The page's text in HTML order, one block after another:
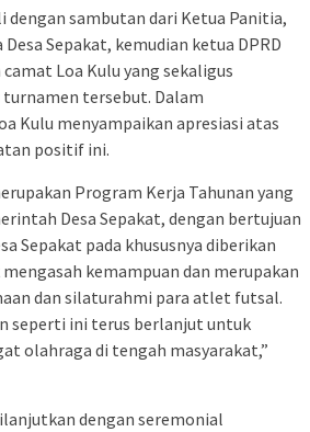
dengan sambutan dari Ketua Panitia,
Sepakat, kemudian ketua DPRD
Loa Kulu yang sekaligus
turnamen tersebut. Dalam
Kulu menyampaikan apresiasi atas
positif ini.
Program Kerja Tahunan yang
Desa Sepakat, dengan bertujuan
Sepakat pada khususnya diberikan
kemampuan dan merupakan
dan silaturahmi para atlet futsal.
seperti ini terus berlanjut untuk
olahraga di tengah masyarakat,”
dengan seremonial